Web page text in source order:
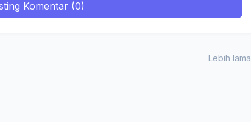
Komentar (0)
Lebih lama